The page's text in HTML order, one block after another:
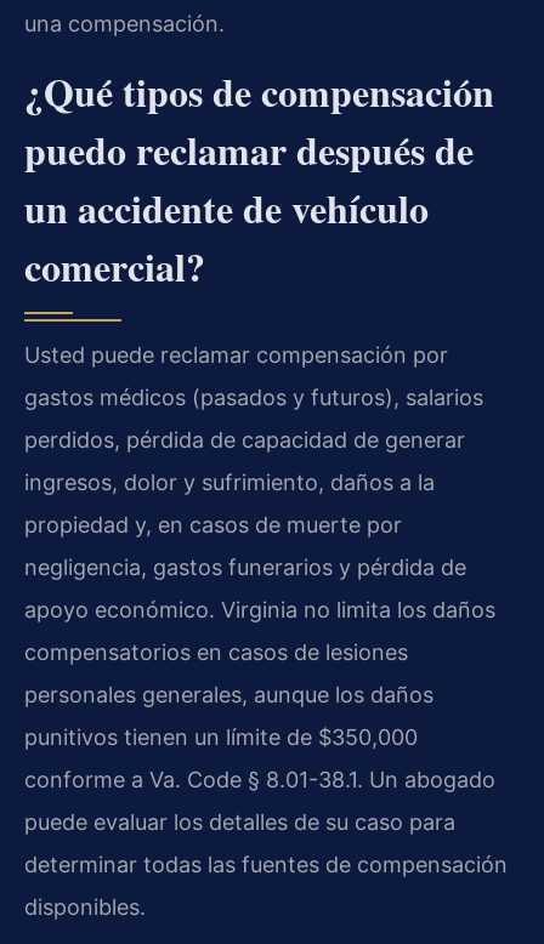
una compensación.
¿Qué tipos de compensación
puedo reclamar después de
un accidente de vehículo
comercial?
Usted puede reclamar compensación por
gastos médicos (pasados y futuros), salarios
perdidos, pérdida de capacidad de generar
ingresos, dolor y sufrimiento, daños a la
propiedad y, en casos de muerte por
negligencia, gastos funerarios y pérdida de
apoyo económico. Virginia no limita los daños
compensatorios en casos de lesiones
personales generales, aunque los daños
punitivos tienen un límite de $350,000
conforme a Va. Code § 8.01-38.1. Un abogado
puede evaluar los detalles de su caso para
determinar todas las fuentes de compensación
disponibles.